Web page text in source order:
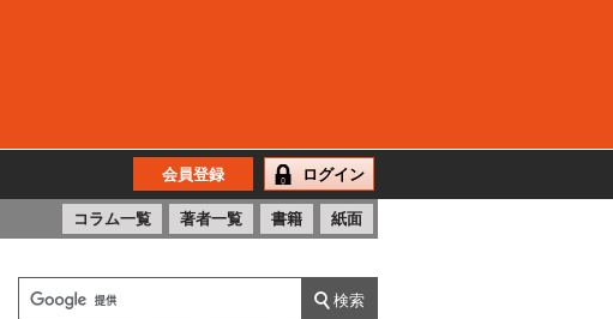
会員登録 ログイン
コラム一覧 著者一覧 書籍 紙面